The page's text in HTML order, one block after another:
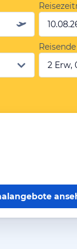
Reisende
2 Erw,